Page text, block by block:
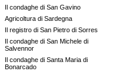
Il condaghe di San Gavino
Agricoltura di Sardegna
Il registro di San Pietro di Sorres
Il condaghe di San Michele di
Salvennor
Il condaghe di Santa Maria di
Bonarcado